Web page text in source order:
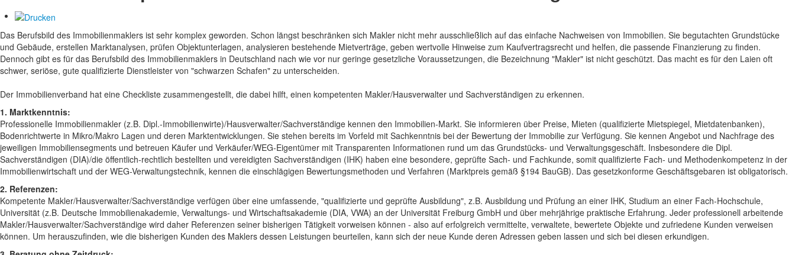
Das Berufsbild des Immobilienmaklers ist sehr komplex geworden. Schon längst beschränken sich Makler nicht mehr ausschließlich auf das einfache Nachweisen von Immobilien. Sie begutachten Grundstücke
und Gebäude, erstellen Marktanalysen, prüfen Objektunterlagen, analysieren bestehende Mietverträge, geben wertvolle Hinweise zum Kaufvertragsrecht und helfen, die passende Finanzierung zu finden.
Dennoch gibt es für das Berufsbild des Immobilienmaklers in Deutschland nach wie vor nur geringe gesetzliche Voraussetzungen, die Bezeichnung "Makler" ist nicht geschützt. Das macht es für den Laien oft
schwer, seriöse, gute qualifizierte Dienstleister von "schwarzen Schafen" zu unterscheiden.
Der Immobilienverband hat eine Checkliste zusammengestellt, die dabei hilft, einen kompetenten Makler/Hausverwalter und Sachverständigen zu erkennen.
1. Marktkenntnis:
Professionelle Immobilienmakler (z.B. Dipl.-Immobilienwirte)/Hausverwalter/Sachverständige kennen den Immobilien-Markt. Sie informieren über Preise, Mieten (qualifizierte Mietspiegel, Mietdatenbanken),
Bodenrichtwerte in Mikro/Makro Lagen und deren Marktentwicklungen. Sie stehen bereits im Vorfeld mit Sachkenntnis bei der Bewertung der Immobilie zur Verfügung. Sie kennen Angebot und Nachfrage des
jeweiligen Immobiliensegments und betreuen Käufer und Verkäufer/WEG-Eigentümer mit Transparenten Informationen rund um das Grundstücks- und Verwaltungsgeschäft. Insbesondere die Dipl.
Sachverständigen (DIA)/die öffentlich-rechtlich bestellten und vereidigten Sachverständigen (IHK) haben eine besondere, geprüfte Sach- und Fachkunde, somit qualifizierte Fach- und Methodenkompetenz in der
Immobilienwirtschaft und der WEG-Verwaltungstechnik, kennen die einschlägigen Bewertungsmethoden und Verfahren (Marktpreis gemäß §194 BauGB). Das gesetzkonforme Geschäftsgebaren ist obligatorisch.
2. Referenzen:
Kompetente Makler/Hausverwalter/Sachverständige verfügen über eine umfassende, "qualifizierte und geprüfte Ausbildung", z.B. Ausbildung und Prüfung an einer IHK, Studium an einer Fach-Hochschule,
Universität (z.B. Deutsche Immobilienakademie, Verwaltungs- und Wirtschaftsakademie (DIA, VWA) an der Universität Freiburg GmbH und über mehrjährige praktische Erfahrung. Jeder professionell arbeitende
Makler/Hausverwalter/Sachverständige wird daher Referenzen seiner bisherigen Tätigkeit vorweisen können - also auf erfolgreich vermittelte, verwaltete, bewertete Objekte und zufriedene Kunden verweisen
können. Um herauszufinden, wie die bisherigen Kunden des Maklers dessen Leistungen beurteilen, kann sich der neue Kunde deren Adressen geben lassen und sich bei diesen erkundigen.